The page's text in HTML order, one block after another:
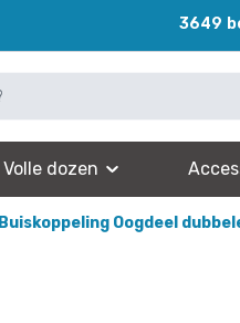
3649
Volle dozen
Buiskoppeling Oogdeel